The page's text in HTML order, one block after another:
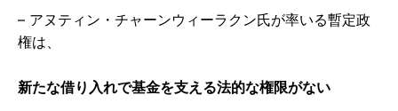
– アヌティン・チャーンウィーラクン氏が率いる暫定政
権は、
新たな借り入れで基金を支える法的な権限がない